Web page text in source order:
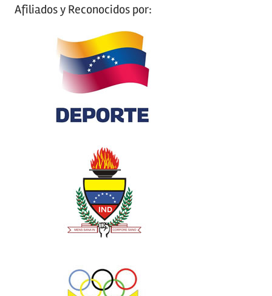
Afiliados y Reconocidos por: